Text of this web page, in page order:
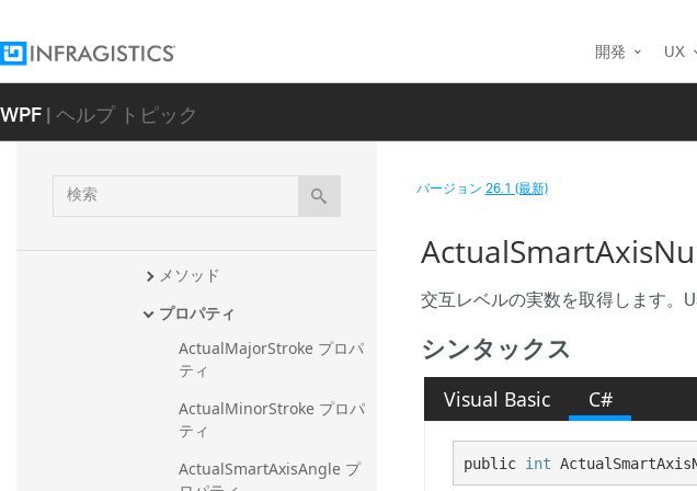
開発 UX
WPF| ヘルプ トピック
検
索
AverageDirectionalIndexIndicat
or
AverageTrueRangeIndicator
メソッド
プロパティ
ActualMajorStroke プロパ
ティ
ActualMinorStroke プロパ
ティ
ActualSmartAxisAngle プ
バージョン26.1 (最新)
交互レベルの実数を取得します。
シンタックス
Visual Basic C#
public int